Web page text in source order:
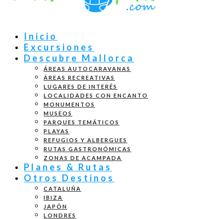
Inicio
Excursiones
Descubre Mallorca
ÁREAS AUTOCARAVANAS
ÁREAS RECREATIVAS
LUGARES DE INTERÉS
LOCALIDADES CON ENCANTO
MONUMENTOS
MUSEOS
PARQUES TEMÁTICOS
PLAYAS
REFUGIOS Y ALBERGUES
RUTAS GASTRONÓMICAS
ZONAS DE ACAMPADA
Planes & Rutas
Otros Destinos
CATALUÑA
IBIZA
JAPÓN
LONDRES